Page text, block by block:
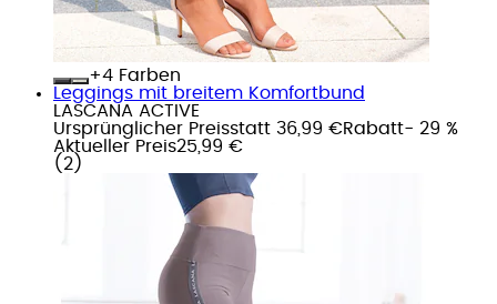
+
Farben
Leggings mit breitem Komfortbund
LASCANA ACTIVE
Ursprünglicher Preisstatt 36,99 €Rabatt- 29 %
Aktueller Preis25,99 €
( 2 )